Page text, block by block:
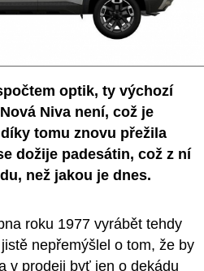
optik, ty výchozí
Niva není, což je
tomu znovu přežila
dožije padesátin, což z ní
než jakou je dnes.
roku 1977 vyrábět tehdy
nepřemýšlel o tom, že by
v prodeji byť jen o dekádu